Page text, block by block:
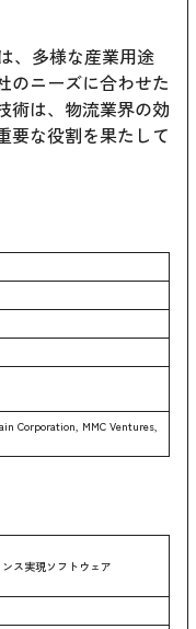
、多様な産業用途
のニーズに合わせた
術は、物流業界の効
要な役割を果たして
Corporation, MMC Ventures,
ス実現ソフトウェア